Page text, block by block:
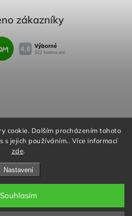
cookie. Dalším procházením tohoto
s jejich používáním.. Více informací
zde.
Nastavení
Souhlasím
zákazníky
Reklamační řád
osobních údajů
. Všechna práva vyhrazena.
nastavení cookies
na